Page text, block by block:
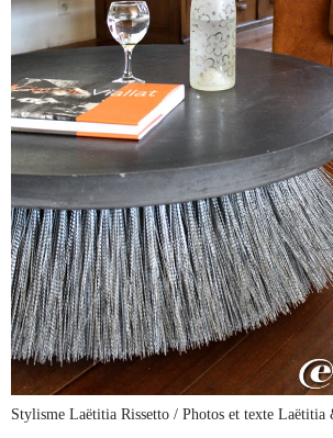
Stylisme Laëtitia Rissetto / Photos et texte Laëtitia